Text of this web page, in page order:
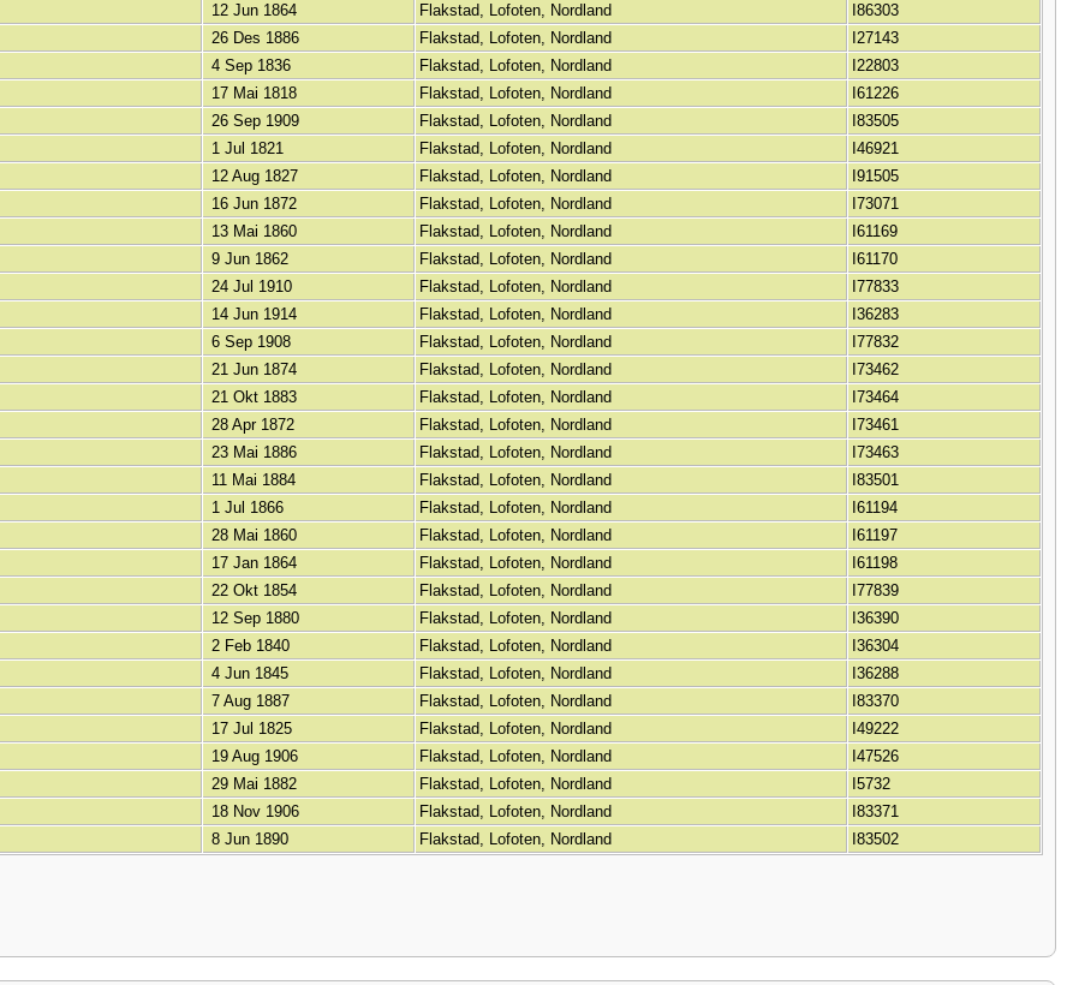
12 Jun 1864 Flakstad, Lofoten, Nordland
I86303
26 Des 1886 Flakstad, Lofoten, Nordland
I27143
4 Sep 1836 Flakstad, Lofoten, Nordland
I22803
17 Mai 1818 Flakstad, Lofoten, Nordland
I61226
26 Sep 1909 Flakstad, Lofoten, Nordland
I83505
1 Jul 1821 Flakstad, Lofoten, Nordland
I46921
12 Aug 1827 Flakstad, Lofoten, Nordland
I91505
16 Jun 1872 Flakstad, Lofoten, Nordland
I73071
13 Mai 1860 Flakstad, Lofoten, Nordland
I61169
9 Jun 1862 Flakstad, Lofoten, Nordland
I61170
24 Jul 1910 Flakstad, Lofoten, Nordland
I77833
14 Jun 1914 Flakstad, Lofoten, Nordland
I36283
6 Sep 1908 Flakstad, Lofoten, Nordland
I77832
21 Jun 1874 Flakstad, Lofoten, Nordland
I73462
21 Okt 1883 Flakstad, Lofoten, Nordland
I73464
28 Apr 1872 Flakstad, Lofoten, Nordland
I73461
23 Mai 1886 Flakstad, Lofoten, Nordland
I73463
11 Mai 1884 Flakstad, Lofoten, Nordland
I83501
1 Jul 1866 Flakstad, Lofoten, Nordland
I61194
28 Mai 1860 Flakstad, Lofoten, Nordland
I61197
17 Jan 1864 Flakstad, Lofoten, Nordland
I61198
22 Okt 1854 Flakstad, Lofoten, Nordland
I77839
12 Sep 1880 Flakstad, Lofoten, Nordland
I36390
2 Feb 1840 Flakstad, Lofoten, Nordland
I36304
4 Jun 1845 Flakstad, Lofoten, Nordland
I36288
7 Aug 1887 Flakstad, Lofoten, Nordland
I83370
17 Jul 1825 Flakstad, Lofoten, Nordland
I49222
19 Aug 1906 Flakstad, Lofoten, Nordland
I47526
29 Mai 1882 Flakstad, Lofoten, Nordland
I5732
18 Nov 1906 Flakstad, Lofoten, Nordland
I83371
8 Jun 1890 Flakstad, Lofoten, Nordland I83502